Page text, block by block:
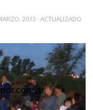
2013 · ACTUALIZADO